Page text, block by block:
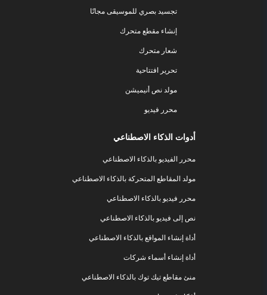
تجسيد بصري للموسيقى مجانًا
إنشاء مقطع متحرك
شعار متحرك
تحرير افتتاحية
مولد نص أنيميشن
محرر فيديو
أدوات الذكاء الاصطناعي
محرر الفيديو بالذكاء الاصطناعي
مولد المقاطع المتحركة بالذكاء الاصطناعي
محرر فيديو بالذكاء الاصطناعي
نص إلى فيديو بالذكاء الاصطناعي
أداة إنشاء المواقع بالذكاء الاصطناعي
أداة إنشاء أسماء شركات
منئ مقاطع تيك توك بالذكاء الاصطناعي